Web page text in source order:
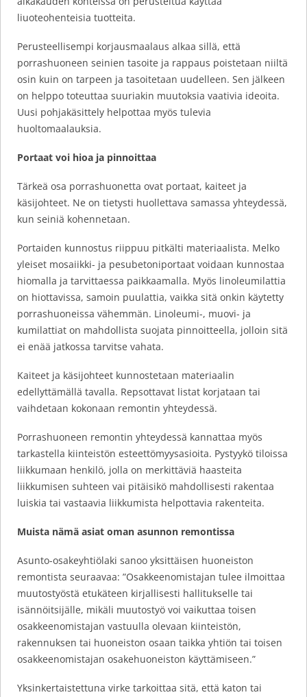
liuoteohenteisia tuotteita.
Perusteellisempi korjausmaalaus alkaa sillä, että
porrashuoneen seinien tasoite ja rappaus poistetaan niiltä
osin kuin on tarpeen ja tasoitetaan uudelleen. Sen jälkeen
on helppo toteuttaa suuriakin muutoksia vaativia ideoita.
Uusi pohjakäsittely helpottaa myös tulevia
huoltomaalauksia.
Portaat voi hioa ja pinnoittaa
Tärkeä osa porrashuonetta ovat portaat, kaiteet ja
käsijohteet. Ne on tietysti huollettava samassa yhteydessä,
kun seiniä kohennetaan.
Portaiden kunnostus riippuu pitkälti materiaalista. Melko
yleiset mosaiikki- ja pesubetoniportaat voidaan kunnostaa
hiomalla ja tarvittaessa paikkaamalla. Myös linoleumilattia
on hiottavissa, samoin puulattia, vaikka sitä onkin käytetty
porrashuoneissa vähemmän. Linoleumi-, muovi- ja
kumilattiat on mahdollista suojata pinnoitteella, jolloin sitä
ei enää jatkossa tarvitse vahata.
Kaiteet ja käsijohteet kunnostetaan materiaalin
edellyttämällä tavalla. Repsottavat listat korjataan tai
vaihdetaan kokonaan remontin yhteydessä.
Porrashuoneen remontin yhteydessä kannattaa myös
tarkastella kiinteistön esteettömyysasioita. Pystyykö tiloissa
liikkumaan henkilö, jolla on merkittäviä haasteita
liikkumisen suhteen vai pitäisikö mahdollisesti rakentaa
luiskia tai vastaavia liikkumista helpottavia rakenteita.
Muista nämä asiat oman asunnon remontissa
Asunto-osakeyhtiölaki sanoo yksittäisen huoneiston
remontista seuraavaa: ”Osakkeenomistajan tulee ilmoittaa
muutostyöstä etukäteen kirjallisesti hallitukselle tai
isännöitsijälle, mikäli muutostyö voi vaikuttaa toisen
osakkeenomistajan vastuulla olevaan kiinteistön,
rakennuksen tai huoneiston osaan taikka yhtiön tai toisen
osakkeenomistajan osakehuoneiston käyttämiseen.”
Yksinkertaistettuna virke tarkoittaa sitä, että katon tai